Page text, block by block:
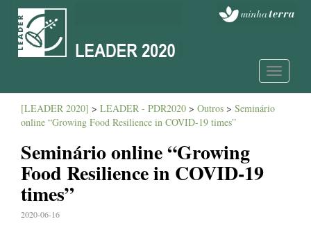
Toggle
[LEADER 2020] > LEADER - PDR2020 > Outros > Seminário
online “Growing Food Resilience in COVID-19 times”
Seminário online “Growing
Food Resilience in COVID-19
times”
2020-06-16